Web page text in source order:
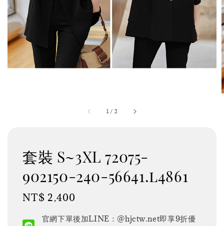
1 / 2
套裝 S~3XL 72075-
902150-240-56641.l4861
Regular
NT$ 2,400
官網下單後加LINE：@hjctw.net即享9折優